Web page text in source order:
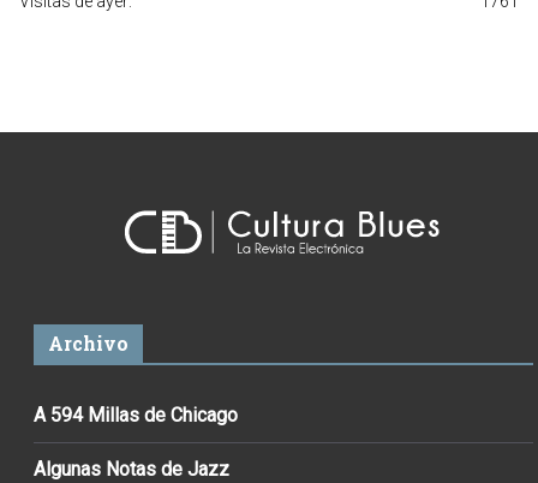
Archivo
A 594 Millas de Chicago
Algunas Notas de Jazz